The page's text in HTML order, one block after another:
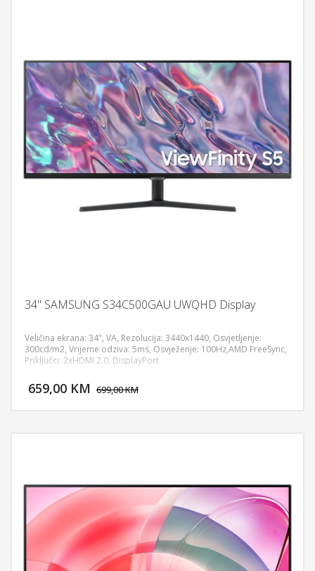
34" SAMSUNG S34C500GAU UWQHD Display
Veličina ekrana: 34", VA, Rezolucija: 3440x1440, Osvjetljenje:
300cd/m2, Vrijeme odziva: 5ms, Osvježenje: 100Hz,AMD FreeSync,
Priključci: 2xHDMI 2.0, DisplayPort
659,00 KM 699,00 KM